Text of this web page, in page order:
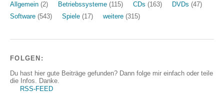
Allgemein (2) Betriebssysteme (115) CDs (163) DVDs (47)
Software (543) Spiele (17) weitere (315)
FOLGEN:
Du hast hier gute Beiträge gefunden? Dann folge mir einfach oder teile
die Infos. Danke.
RSS-FEED